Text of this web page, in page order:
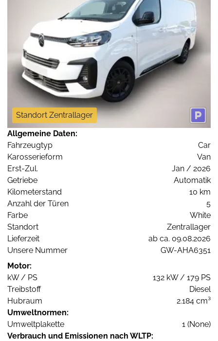
Standort Zentrallager
Allgemeine Daten:
Fahrzeugtyp
Car
Karosserieform
Van
Erst-Zul.
Jan / 2026
Getriebe
Automatik
Kilometerstand
10 km
Anzahl der Türen
5
Farbe
White
Standort
Zentrallager
Lieferzeit
ab ca. 09.08.2026
Unsere Nummer
GW-AHA6351
Motor:
kW / PS
132 kW / 179 PS
Treibstoff
Diesel
Hubraum
2.184 cm³
Umweltnormen:
Umweltplakette
1 (None)
Verbrauch und Emissionen nach WLTP: